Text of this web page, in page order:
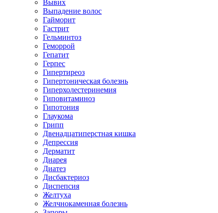
Вывих
Выпадение волос
Гайморит
Гастрит
Гельминтоз
Геморрой
Гепатит
Герпес
Гипертиреоз
Гипертоническая болезнь
Гиперхолестеринемия
Гиповитаминоз
Гипотония
Глаукома
Грипп
Двенадцатиперстная кишка
Депрессия
Дерматит
Диарея
Диатез
Дисбактериоз
Диспепсия
Желтуха
Желчнокаменная болезнь